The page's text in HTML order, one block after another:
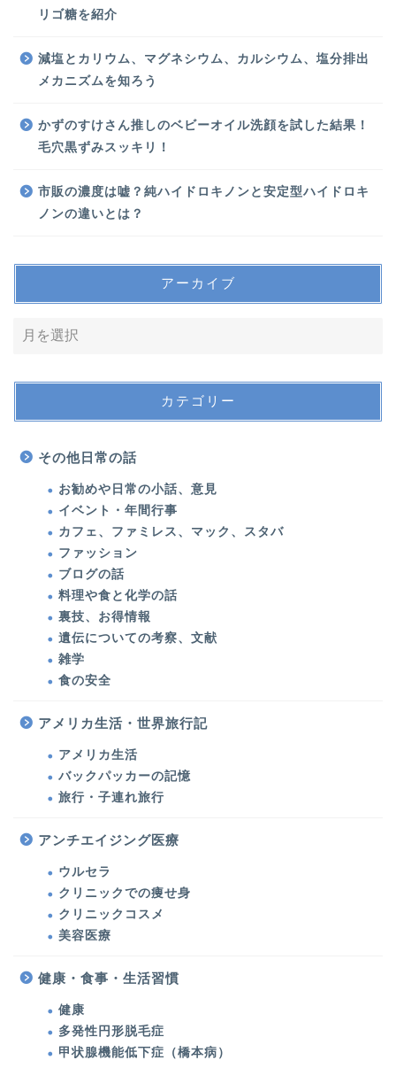
リゴ糖を紹介
減塩とカリウム、マグネシウム、カルシウム、塩分排出
メカニズムを知ろう
かずのすけさん推しのベビーオイル洗顔を試した結果！
毛穴黒ずみスッキリ！
市販の濃度は嘘？純ハイドロキノンと安定型ハイドロキ
ノンの違いとは？
アーカイブ
カテゴリー
その他日常の話
お勧めや日常の小話、意見
イベント・年間行事
カフェ、ファミレス、マック、スタバ
ファッション
ブログの話
料理や食と化学の話
裏技、お得情報
遺伝についての考察、文献
雑学
食の安全
アメリカ生活・世界旅行記
アメリカ生活
バックパッカーの記憶
旅行・子連れ旅行
アンチエイジング医療
ウルセラ
クリニックでの痩せ身
クリニックコスメ
美容医療
健康・食事・生活習慣
健康
多発性円形脱毛症
甲状腺機能低下症（橋本病）